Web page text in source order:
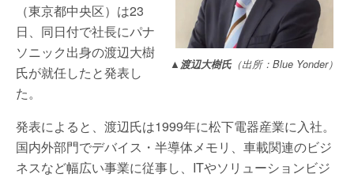
▲渡辺大樹氏（出所：Blue Yonder）
（東京都中央区）は23
日、同日付で社長にパナ
ソニック出身の渡辺大樹
氏が就任したと発表し
た。
発表によると、渡辺氏は1999年に松下電器産業に入社。
国内外部門でデバイス・半導体メモリ、車載関連のビジ
ネスなど幅広い事業に従事し、ITやソリューションビジ